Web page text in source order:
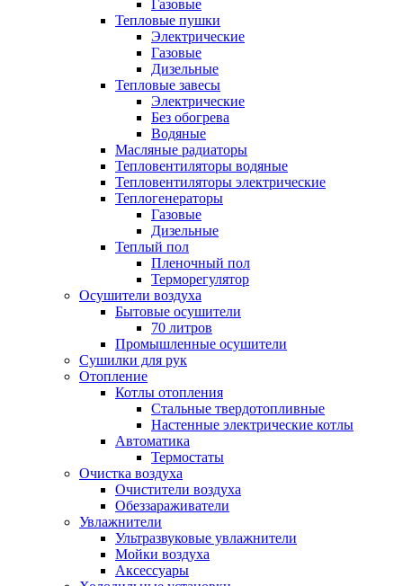
Газовые
Тепловые пушки
Электрические
Газовые
Дизельные
Тепловые завесы
Электрические
Без обогрева
Водяные
Масляные радиаторы
Тепловентиляторы водяные
Тепловентиляторы электрические
Теплогенераторы
Газовые
Дизельные
Теплый пол
Пленочный пол
Терморегулятор
Осушители воздуха
Бытовые осушители
70 литров
Промышленные осушители
Сушилки для рук
Отопление
Котлы отопления
Стальные твердотопливные
Настенные электрические котлы
Автоматика
Термостаты
Очистка воздуха
Очистители воздуха
Обеззараживатели
Увлажнители
Ультразвуковые увлажнители
Мойки воздуха
Аксессуары